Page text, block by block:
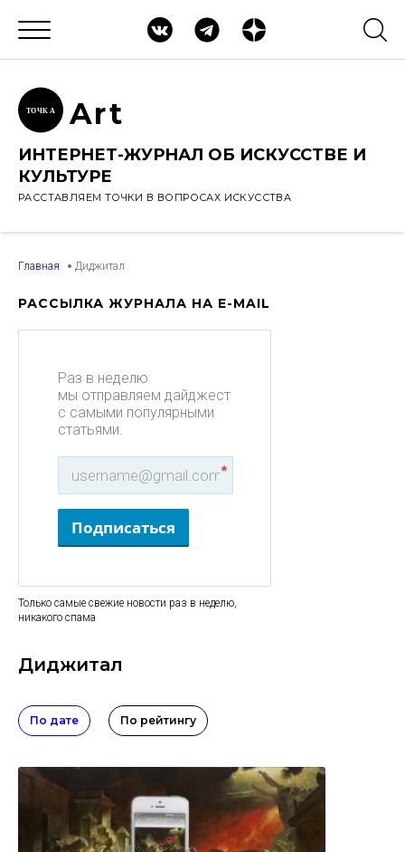
ТОЧК А Art
ИНТЕРНЕТ-ЖУРНАЛ ОБ ИСКУССТВЕ И
КУЛЬТУРЕ
РАССТАВЛЯЕМ ТОЧКИ В ВОПРОСАХ ИСКУССТВА
Главная Диджитал
РАССЫЛКА ЖУРНАЛА НА E-MAIL
Раз в неделю
мы отправляем дайджест
с самыми популярными
статьями.
*
Подписаться
Только самые свежие новости раз в неделю,
никакого спама
Диджитал
По дате По рейтингу